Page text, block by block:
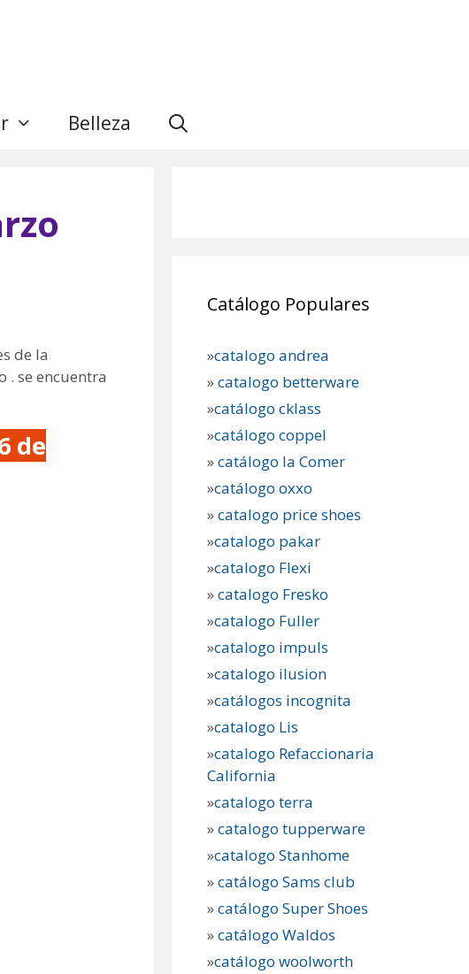
Belleza
de la
. se encuentra
de
Catálogo Populares
»catalogo andrea
»catalogo betterware
»catálogo cklass
»catálogo coppel
»catálogo la Comer
»catálogo oxxo
»catalogo price shoes
»catalogo pakar
»catalogo Flexi
»catalogo Fresko
»catalogo Fuller
»catalogo impuls
»catalogo ilusion
»catálogos incognita
»catalogo Lis
»catalogo Refaccionaria
California
»catalogo terra
»catalogo tupperware
»catalogo Stanhome
»catálogo Sams club
»catálogo Super Shoes
»catálogo Waldos
»catálogo woolworth